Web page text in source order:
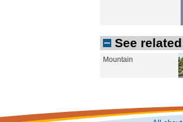
See
Mountain